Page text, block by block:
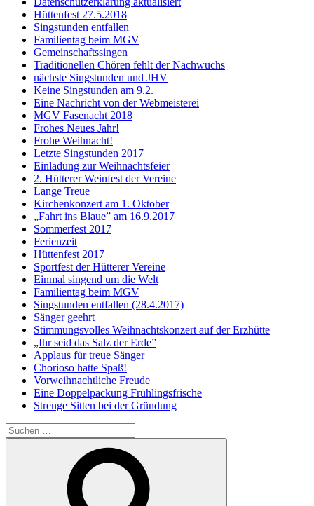
Hüttenfest 27.5.2018
Singstunden entfallen
Familientag beim MGV
Gemeinschaftssingen
Traditionellen Chören fehlt der Nachwuchs
nächste Singstunden und JHV
Keine Singstunden am 9.2.
Eine Nachricht von der Webmeisterei
MGV Fasenacht 2018
Frohes Neues Jahr!
Frohe Weihnacht!
Letzte Singstunden 2017
Einladung zur Weihnachtsfeier
2. Hütterer Weinfest der Vereine
Lange Treue
Kirchenkonzert am 1. Oktober
„Fahrt ins Blaue” am 16.9.2017
Sommerfest 2017
Ferienzeit
Hüttenfest 2017
Sportfest der Hütterer Vereine
Einmal singend um die Welt
Familientag beim MGV
Singstunden entfallen (28.4.2017)
Sänger geehrt
Stimmungsvolles Weihnachtskonzert auf der Erzhütte
„Ihr seid das Salz der Erde”
Applaus für treue Sänger
Chorioso hatte Spaß!
Vorweihnachtliche Freude
Eine Doppelpackung Frühlingsfrische
Strenge Sitten bei der Gründung
Suchen
nach: